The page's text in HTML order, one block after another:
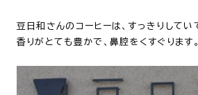
豆日和さんのコーヒーは、すっきりしてい
香りがとても豊かで、鼻腔をくすぐります。